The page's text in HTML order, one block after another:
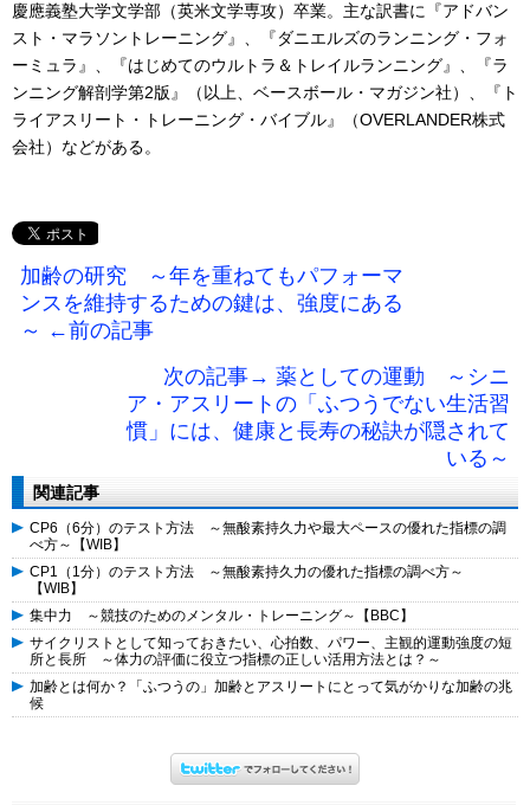
慶應義塾大学文学部（英米文学専攻）卒業。主な訳書に『アドバン
スト・マラソントレーニング』、『ダニエルズのランニング・フォ
ーミュラ』、『はじめてのウルトラ＆トレイルランニング』、『ラ
ンニング解剖学第2版』（以上、ベースボール・マガジン社）、『ト
ライアスリート・トレーニング・バイブル』（OVERLANDER株式
会社）などがある。
加齢の研究 ～年を重ねてもパフォーマ
ンスを維持するための鍵は、強度にある
～ ←前の記事
次の記事→ 薬としての運動 ～シニ
ア・アスリートの「ふつうでない生活習
慣」には、健康と長寿の秘訣が隠されて
いる～
関連記事
CP6（6分）のテスト方法 ～無酸素持久力や最大ペースの優れた指標の調
べ方～【WIB】
CP1（1分）のテスト方法 ～無酸素持久力の優れた指標の調べ方～
【WIB】
集中力 ～競技のためのメンタル・トレーニング～【BBC】
サイクリストとして知っておきたい、心拍数、パワー、主観的運動強度の短
所と長所 ～体力の評価に役立つ指標の正しい活用方法とは？～
加齢とは何か？「ふつうの」加齢とアスリートにとって気がかりな加齢の兆
候